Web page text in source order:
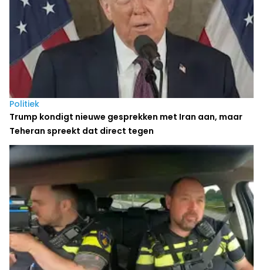
Politiek
Trump kondigt nieuwe gesprekken met Iran aan, maar
Teheran spreekt dat direct tegen